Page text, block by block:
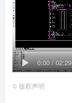
0:00/02:29
© 版权声明